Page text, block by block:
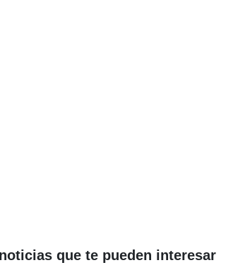
que te pueden interesar